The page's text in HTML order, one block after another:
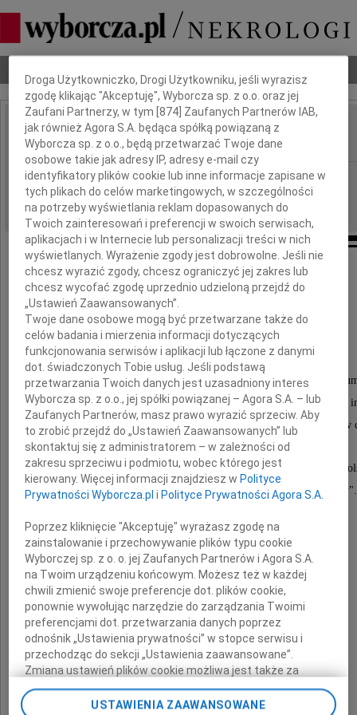
IMIĘ I NAZWISKO: Teodor Gotszalk
REGION: Wrocław
DATA EMISJI: 01.12.2025
Z ogromnym smutkiem żegnamy
Teodora Gotszalka
Człowieka pełnego twórczego niepokoju, energii,
Profesora, uczonego, innowatora, naszego Przyjaciela,
wielu wspólnych projektów, inicjatyw, które zawsze zamieniał w
Trudno uwierzyć, że nie powymieniamy się już cytatami z
ani nie usłyszymy kolejnego "weźmy i zróbmy".
Rodzinie i Bliskim
składamy
najszczersze wyrazy współczucia.
Teo, będzie nam Ciebie bardzo brakowało.
Przyjaciele z IMIF-Piaseczno
Dbamy o Twoją prywatność
Droga Użytkowniczko, Drogi Użytkowniku, jeśli wyrazisz
zgodę klikając "Akceptuję", Wyborcza sp. z o.o. oraz jej
Zaufani Partnerzy, w tym [874 ] Zaufanych Partnerów IAB,
jak również Agora S.A. będąca spółką powiązaną z
Wyborcza sp. z o.o., będą przetwarzać Twoje dane
osobowe takie jak adresy IP, adresy e-mail czy
identyfikatory plików cookie lub inne informacje zapisane w
tych plikach do celów marketingowych, w szczególności
na potrzeby wyświetlania reklam dopasowanych do
Twoich zainteresowań i preferencji w swoich serwisach,
aplikacjach i w Internecie lub personalizacji treści w nich
wyświetlanych. Wyrażenie zgody jest dobrowolne. Jeśli nie
chcesz wyrazić zgody, chcesz ograniczyć jej zakres lub
chcesz wycofać zgodę uprzednio udzieloną przejdź do
„Ustawień Zaawansowanych”.
Twoje dane osobowe mogą być przetwarzane także do
celów badania i mierzenia informacji dotyczących
funkcjonowania serwisów i aplikacji lub łączone z danymi
dot. świadczonych Tobie usług. Jeśli podstawą
przetwarzania Twoich danych jest uzasadniony interes
Wyborcza sp. z o.o., jej spółki powiązanej – Agora S.A. – lub
Zaufanych Partnerów, masz prawo wyrazić sprzeciw. Aby
to zrobić przejdź do „Ustawień Zaawansowanych” lub
skontaktuj się z administratorem – w zależności od
zakresu sprzeciwu i podmiotu, wobec którego jest
kierowany. Więcej informacji znajdziesz w Polityce
Prywatności Wyborcza.pl i Polityce Prywatności Agora S.A.
Poprzez kliknięcie "Akceptuję" wyrażasz zgodę na
zainstalowanie i przechowywanie plików typu cookie
Wyborczej sp. z o. o. jej Zaufanych Partnerów i Agora S.A.
na Twoim urządzeniu końcowym. Możesz też w każdej
chwili zmienić swoje preferencje dot. plików cookie,
ponownie wywołując narzędzie do zarządzania Twoimi
preferencjami dot. przetwarzania danych poprzez
odnośnik „Ustawienia prywatności” w stopce serwisu i
przechodząc do sekcji „Ustawienia zaawansowane”.
Zmiana ustawień plików cookie możliwa jest także za
pomocą ustawień przeglądarki.
USTAWIENIA ZAAWANSOWANE